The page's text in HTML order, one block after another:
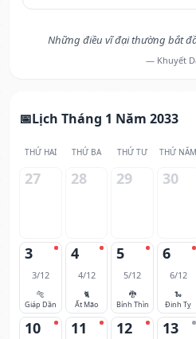
Những điều vĩ đại thường bắt
— Khuyết
Lịch Tháng 1 Năm 2033
THỨ HAI THỨ BA THỨ TƯ THỨ NĂM
27 28 29 30
3
3/12
🐅
Giáp Dần
4
4/12
🐈
Ất Mão
5
5/12
🐉
Bính Thìn
6
6/12
🐍
Đinh Tỵ
10 11 12 13